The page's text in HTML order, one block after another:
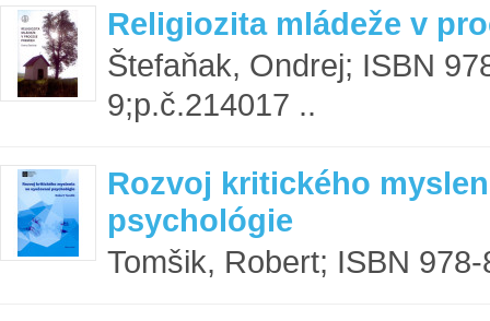
Religiozita mládeže v
Štefaňak, Ondrej; ISBN
9;p.č.214017 ..
Rozvoj kritického
psychológie
Tomšik, Robert; ISBN